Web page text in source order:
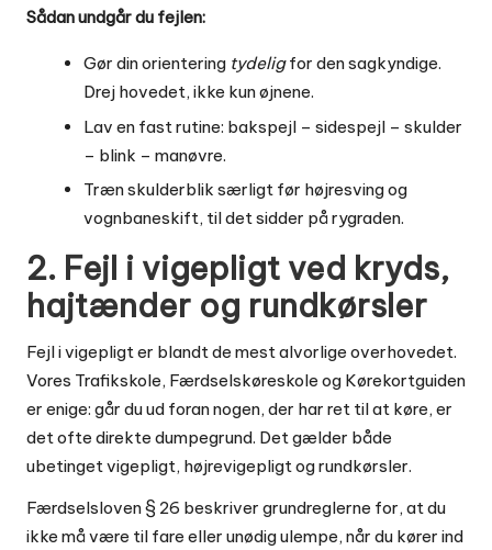
Sådan undgår du fejlen:
Gør din orientering tydeligfor den sagkyndige.
Drej hovedet, ikke kun øjnene.
Lav en fast rutine: bakspejl – sidespejl – skulder
– blink – manøvre.
Træn skulderblik særligt før højresving og
vognbaneskift, til det sidder på rygraden.
2. Fejl i vigepligt ved kryds,
hajtænder og rundkørsler
Fejl i vigepligt er blandt de mest alvorlige overhovedet.
Vores Trafikskole, Færdselskøreskole og Kørekortguiden
er enige: går du ud foran nogen, der har ret til at køre, er
det ofte direkte dumpegrund. Det gælder både
ubetinget vigepligt, højrevigepligt og rundkørsler.
Færdselsloven § 26 beskriver grundreglerne for, at du
ikke må være til fare eller unødig ulempe, når du kører ind